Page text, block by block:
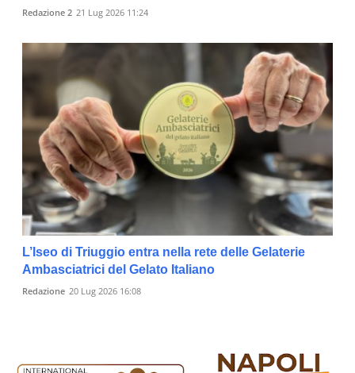
Redazione 2 21 Lug 2026 11:24
L’Iseo di Triuggio entra nella rete delle Gelaterie
Ambasciatrici del Gelato Italiano
Redazione 20 Lug 2026 16:08